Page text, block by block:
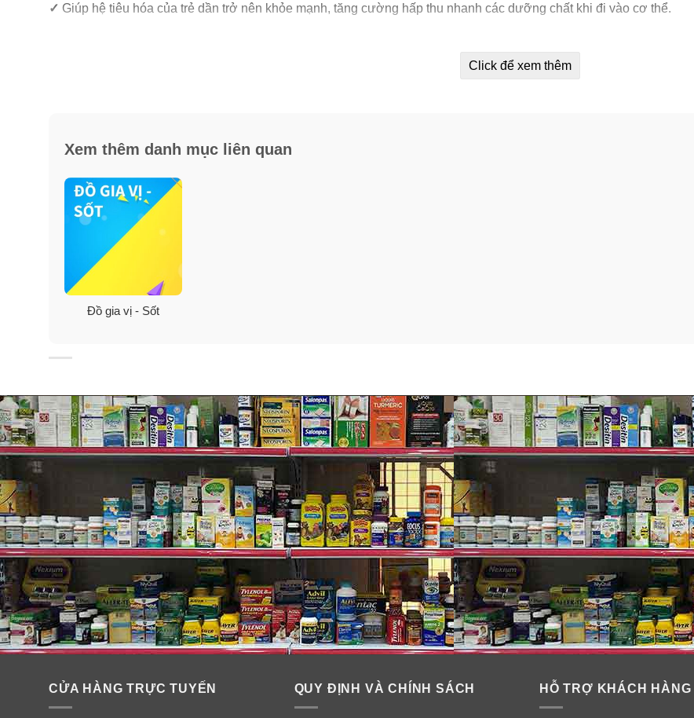
✓ Giúp hệ tiêu hóa của trẻ dần trở nên khỏe mạnh, tăng cường hấp thu nhanh các dưỡng chất khi đi vào cơ thể.
Hướng dẫn sử dụng đường Nhật Nissin Cup 1kg
– Pha kèm với các loại nước hoa quả, sữa, thức uống…
– Có thể sử dụng được cho người ăn kiêng vì độ ngọt không quá cao, vị thanh mát, ngọt dịu nhẹ.
Click để xem thêm
Xem thêm danh mục liên quan
Đồ gia vị - Sốt
CỬA HÀNG TRỰC TUYẾN QUY ĐỊNH VÀ CHÍNH SÁCH HỖ TRỢ KHÁCH HÀNG